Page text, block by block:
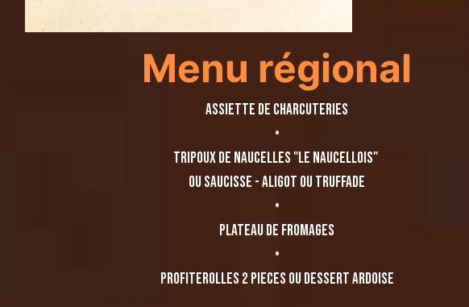
Menu régional
assiette de charcuteries
•
Tripoux de Naucelles "Le naucellois"
ou Saucisse - Aligot ou truffade
•
Plateau de Fromages
•
PROFITEROLLES 2 pieces ou Dessert ARDOISE